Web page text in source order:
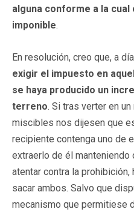
alguna conforme a la
imponible.
En resolución, creo que, a
exigir el impuesto en
se haya producido un
terreno. Si tras verter en
miscibles nos dijesen que
recipiente contenga uno de
extraerlo de él manteniendo
atentar contra la prohibición,
sacar ambos. Salvo que
mecanismo que permitiese